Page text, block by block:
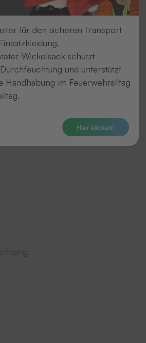
für den sicheren Transport
Wickelsack schützt
und unterstützt
Handhabung im Feuerwehralltag
Hier klicken!